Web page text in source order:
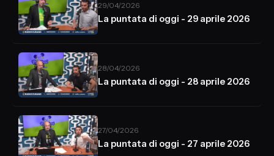
29/04/2026
La puntata di oggi - 29 aprile 2026
28/04/2026
La puntata di oggi - 28 aprile 2026
27/04/2026
La puntata di oggi - 27 aprile 2026